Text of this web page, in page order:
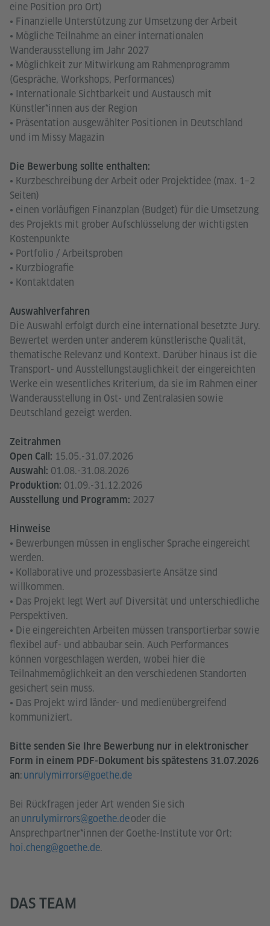
eine Position pro Ort)
• Finanzielle Unterstützung zur Umsetzung der Arbeit
• Mögliche Teilnahme an einer internationalen
Wanderausstellung im Jahr 2027
• Möglichkeit zur Mitwirkung am Rahmenprogramm
(Gespräche, Workshops, Performances)
• Internationale Sichtbarkeit und Austausch mit
Künstler*innen aus der Region
• Präsentation ausgewählter Positionen in Deutschland
und im Missy Magazin
Die Bewerbung sollte enthalten:
• Kurzbeschreibung der Arbeit oder Projektidee (max. 1–2
Seiten)
• einen vorläufigen Finanzplan (Budget) für die Umsetzung
des Projekts mit grober Aufschlüsselung der wichtigsten
Kostenpunkte
• Portfolio / Arbeitsproben
• Kurzbiografie
• Kontaktdaten
Auswahlverfahren
Die Auswahl erfolgt durch eine international besetzte Jury.
Bewertet werden unter anderem künstlerische Qualität,
thematische Relevanz und Kontext. Darüber hinaus ist die
Transport- und Ausstellungstauglichkeit der eingereichten
Werke ein wesentliches Kriterium, da sie im Rahmen einer
Wanderausstellung in Ost- und Zentralasien sowie
Deutschland gezeigt werden.
Zeitrahmen
Open Call: 15.05.-31.07.2026
Auswahl: 01.08.-31.08.2026
Produktion: 01.09.-31.12.2026
Ausstellung und Programm: 2027
Hinweise
• Bewerbungen müssen in englischer Sprache eingereicht
werden.
• Kollaborative und prozessbasierte Ansätze sind
willkommen.
• Das Projekt legt Wert auf Diversität und unterschiedliche
Perspektiven.
• Die eingereichten Arbeiten müssen transportierbar sowie
flexibel auf- und abbaubar sein. Auch Performances
können vorgeschlagen werden, wobei hier die
Teilnahmemöglichkeit an den verschiedenen Standorten
gesichert sein muss.
• Das Projekt wird länder- und medienübergreifend
kommuniziert.
Bitte senden Sie Ihre Bewerbung nur in elektronischer
Form in einem PDF-Dokument bis spätestens 31.07.2026
an:unrulymirrors@goethe.de
Bei Rückfragen jeder Art wenden Sie sich
anunrulymirrors@goethe.deoder die
Ansprechpartner*innen der Goethe-Institute vor Ort:
hoi.cheng@goethe.de.
DAS TEAM